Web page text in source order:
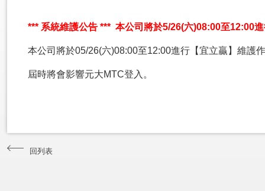
*** 系統維護公告 *** 本公司將於5/26(六)08:00至12:00
本公司將於05/26(六)08:00至12:00進行【宜立贏】維護
屆時將會影響元大MTC登入。
回列表